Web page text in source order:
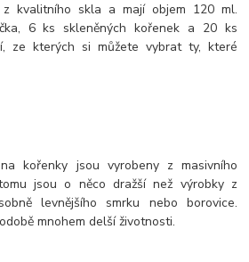
z kvalitního skla a mají objem 120 ml.
6 ks skleněných kořenek a 20 ks
ze kterých si můžete vybrat ty, které
kořenky jsou vyrobeny z masivního
jsou o něco dražší než výrobky z
levnějšího smrku nebo borovice.
mnohem delší životnosti.